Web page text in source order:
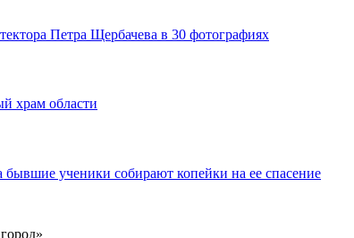
Петра Щербачева в 30 фотографиях
храм области
ученики собирают копейки на ее спасение